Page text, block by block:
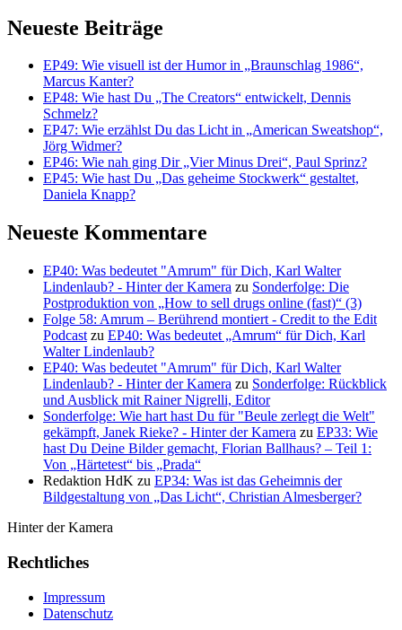
Neueste Beiträge
EP49: Wie visuell ist der Humor in „Braunschlag 1986“,
Marcus Kanter?
EP48: Wie hast Du „The Creators“ entwickelt, Dennis
Schmelz?
EP47: Wie erzählst Du das Licht in „American Sweatshop“,
Jörg Widmer?
EP46: Wie nah ging Dir „Vier Minus Drei“, Paul Sprinz?
EP45: Wie hast Du „Das geheime Stockwerk“ gestaltet,
Daniela Knapp?
Neueste Kommentare
EP40: Was bedeutet "Amrum" für Dich, Karl Walter
Lindenlaub? - Hinter der Kamera zu Sonderfolge: Die
Postproduktion von „How to sell drugs online (fast)“ (3)
Folge 58: Amrum – Berührend montiert - Credit to the Edit
Podcast zu EP40: Was bedeutet „Amrum“ für Dich, Karl
Walter Lindenlaub?
EP40: Was bedeutet "Amrum" für Dich, Karl Walter
Lindenlaub? - Hinter der Kamera zu Sonderfolge: Rückblick
und Ausblick mit Rainer Nigrelli, Editor
Sonderfolge: Wie hart hast Du für "Beule zerlegt die Welt"
gekämpft, Janek Rieke? - Hinter der Kamera zu EP33: Wie
hast Du Deine Bilder gemacht, Florian Ballhaus? – Teil 1:
Von „Härtetest“ bis „Prada“
Redaktion HdK zu EP34: Was ist das Geheimnis der
Bildgestaltung von „Das Licht“, Christian Almesberger?
Hinter der Kamera
Rechtliches
Impressum
Datenschutz